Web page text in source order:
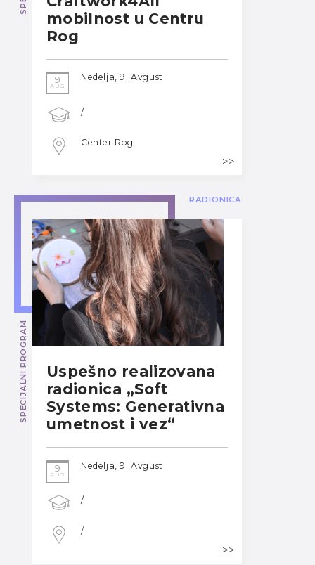
mobilnost u Centru
Rog
9
AUG
Nedelja, 9. Avgust
/
Center Rog
RADIONICA
SPECIJALNI PROGRAM
Uspešno realizovana
radionica „Soft
Systems: Generativna
umetnost i vez“
9
AUG
Nedelja, 9. Avgust
/
/